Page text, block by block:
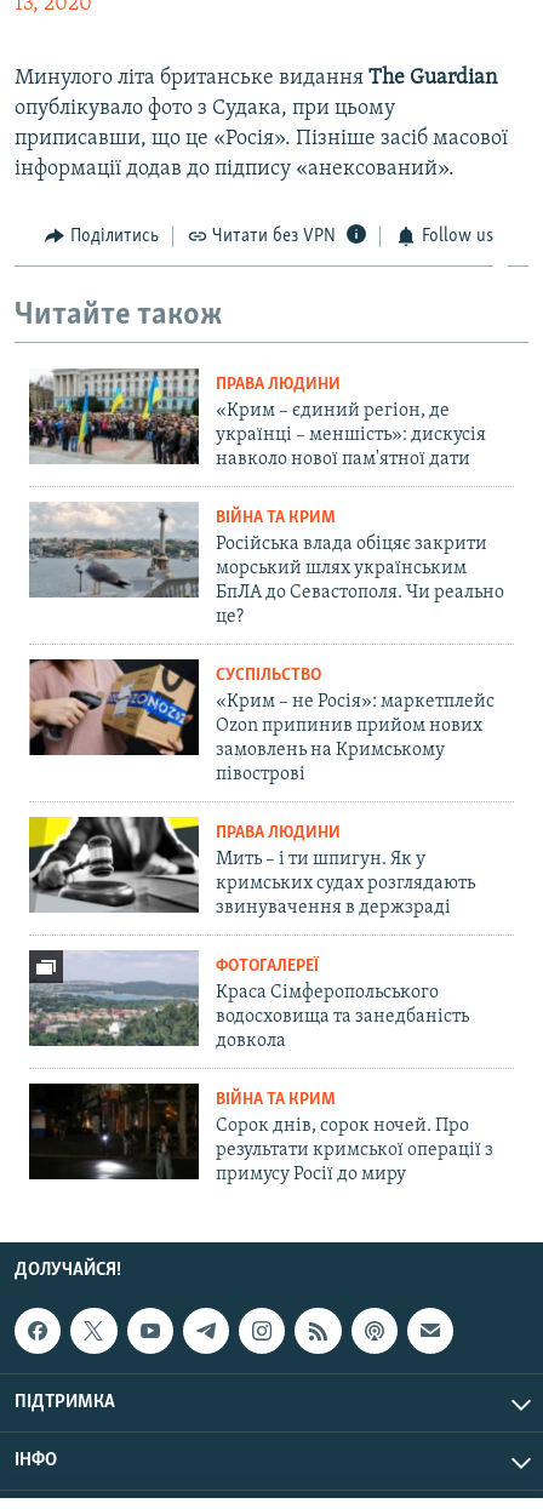
Минулого літа британське видання The Guardian
опублікувало фото з Судака, при цьому
приписавши, що це «Росія». Пізніше засіб масової
інформації додав до підпису «анексований».
Поділитись Читати без VPN Follow us
Читайте також
ПРАВА ЛЮДИНИ
«Крим – єдиний регіон, де
українці – меншість»: дискусія
навколо нової пам'ятної дати
ВІЙНА ТА КРИМ
Російська влада обіцяє закрити
морський шлях українським
БпЛА до Севастополя. Чи реально
це?
СУСПІЛЬСТВО
«Крим – не Росія»: маркетплейс
Ozon припинив прийом нових
замовлень на Кримському
півострові
ПРАВА ЛЮДИНИ
Мить – і ти шпигун. Як у
кримських судах розглядають
звинувачення в держзраді
ФОТОГАЛЕРЕЇ
Краса Сімферопольського
водосховища та занедбаність
довкола
ВІЙНА ТА КРИМ
Сорок днів, сорок ночей. Про
результати кримської операції з
примусу Росії до миру
ДОЛУЧАЙСЯ!
ПІДТРИМКА
ІНФО